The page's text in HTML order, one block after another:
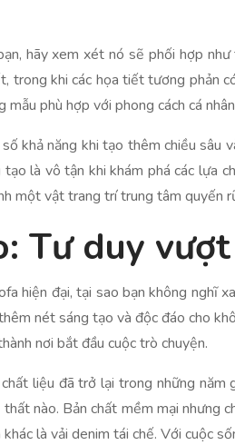
hãy xem xét nó sẽ phối hợp
trong khi các họa tiết tương
phù hợp với phong cách cá
khả năng khi tạo thêm chiều
là vô tận khi khám phá các lựa
một vật trang trí trung tâm quyến
Tư duy
hiện đại, tại sao bạn không nghĩ
nét sáng tạo và độc đáo cho
nơi bắt đầu cuộc trò chuyện.
liệu đã trở lại trong những
nào. Bản chất mềm mại
là vải denim tái chế. Với cuộc